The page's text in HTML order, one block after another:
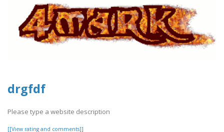
drgfdf
Please type a website description
[[View rating and comments]]